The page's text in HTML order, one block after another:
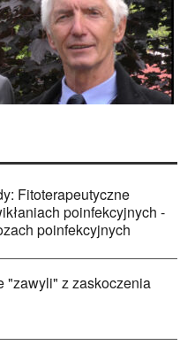
Fitoterapeutyczne
poinfekcyjnych -
poinfekcyjnych
"zawyli" z zaskoczenia